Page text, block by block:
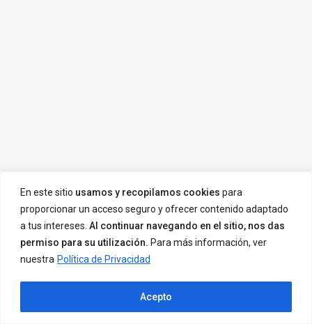
En este sitio usamos y recopilamos cookies para
proporcionar un acceso seguro y ofrecer contenido adaptado
a tus intereses. Al continuar navegando en el sitio, nos das
permiso para su utilización. Para más información, ver
nuestra Política de Privacidad
Acepto